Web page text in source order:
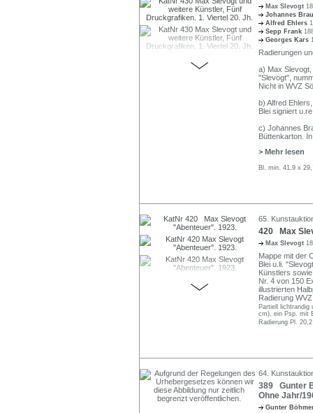
Max Slevogt
Johannes
Alfred Ehlers
Sepp Frank
Georges Kars
Radierungen
a) Max
"Slevogt",
Nicht in WVZ
b) Alfred
Blei signiert
c) Johannes
Büttenkarton.
> Mehr lesen
Bl. min. 41,9 x
65.
420 Max
Max Slevogt
Mappe mit der
Blei u.li.
Künstlers
Nr. 4 von 150
illustrierten
Radierung
Partiell
cm), ein Psp. mit
Radierung Pl.
64.
389 Gunter
Ohne Jahr/
Gunter